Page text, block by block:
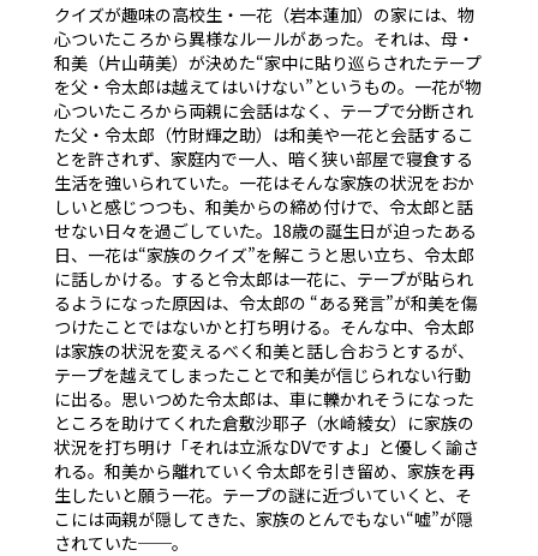
クイズが趣味の高校生・一花（岩本蓮加）の家には、物
心ついたころから異様なルールがあった。それは、母・
和美（片山萌美）が決めた“家中に貼り巡らされたテープ
を父・令太郎は越えてはいけない”というもの。一花が物
心ついたころから両親に会話はなく、テープで分断され
た父・令太郎（竹財輝之助）は和美や一花と会話するこ
とを許されず、家庭内で一人、暗く狭い部屋で寝食する
生活を強いられていた。一花はそんな家族の状況をおか
しいと感じつつも、和美からの締め付けで、令太郎と話
せない日々を過ごしていた。18歳の誕生日が迫ったある
日、一花は“家族のクイズ”を解こうと思い立ち、令太郎
に話しかける。すると令太郎は一花に、テープが貼られ
るようになった原因は、令太郎の “ある発言”が和美を傷
つけたことではないかと打ち明ける。そんな中、令太郎
は家族の状況を変えるべく和美と話し合おうとするが、
テープを越えてしまったことで和美が信じられない行動
に出る。思いつめた令太郎は、車に轢かれそうになった
ところを助けてくれた倉敷沙耶子（水崎綾女）に家族の
状況を打ち明け「それは立派なDVですよ」と優しく諭さ
れる。和美から離れていく令太郎を引き留め、家族を再
生したいと願う一花。テープの謎に近づいていくと、そ
こには両親が隠してきた、家族のとんでもない“嘘”が隠
されていた──。